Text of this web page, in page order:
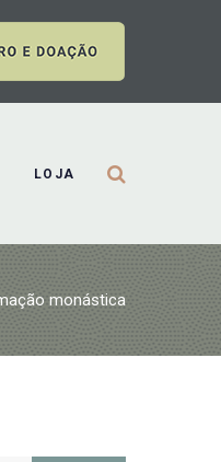
LOJA
monástica